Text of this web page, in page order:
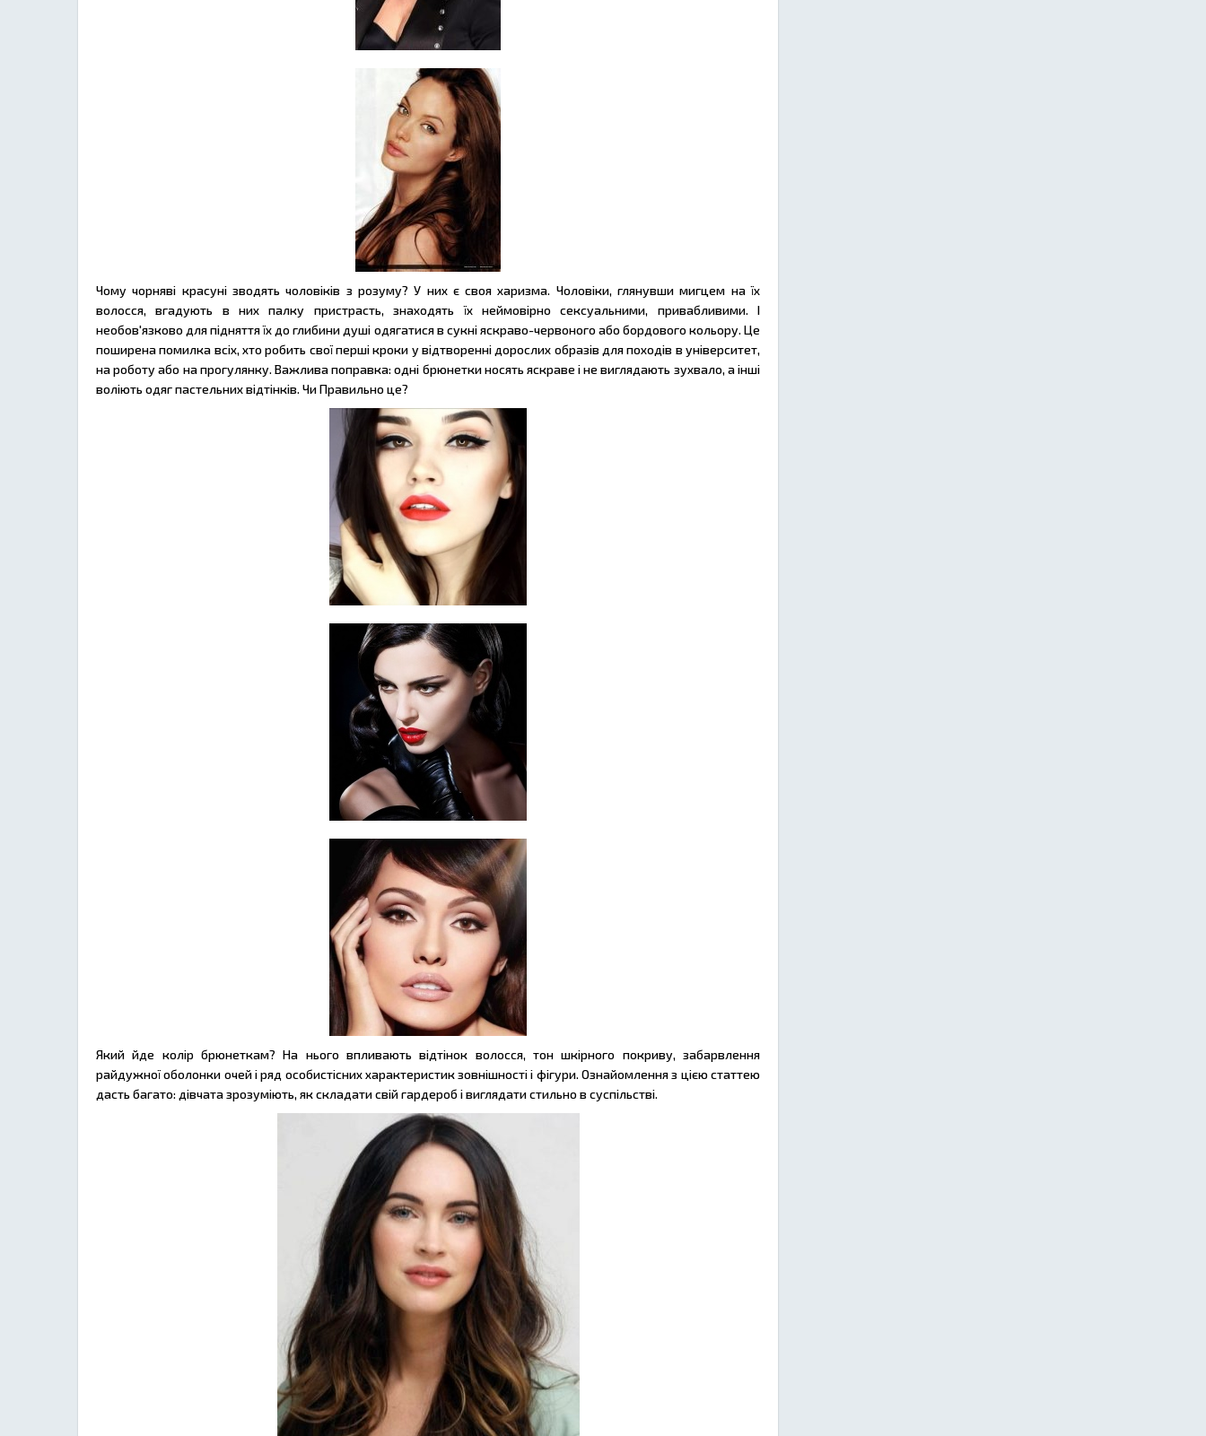
Чому чорняві красуні зводять чоловіків з розуму? У них є своя харизма. Чоловіки, глянувши мигцем на їх
волосся, вгадують в них палку пристрасть, знаходять їх неймовірно сексуальними, привабливими. І
необов'язково для підняття їх до глибини душі одягатися в сукні яскраво-червоного або бордового кольору. Це
поширена помилка всіх, хто робить свої перші кроки у відтворенні дорослих образів для походів в університет,
на роботу або на прогулянку. Важлива поправка: одні брюнетки носять яскраве і не виглядають зухвало, а інші
воліють одяг пастельних відтінків. Чи Правильно це?
Який йде колір брюнеткам? На нього впливають відтінок волосся, тон шкірного покриву, забарвлення
райдужної оболонки очей і ряд особистісних характеристик зовнішності і фігури. Ознайомлення з цією статтею
дасть багато: дівчата зрозуміють, як складати свій гардероб і виглядати стильно в суспільстві.